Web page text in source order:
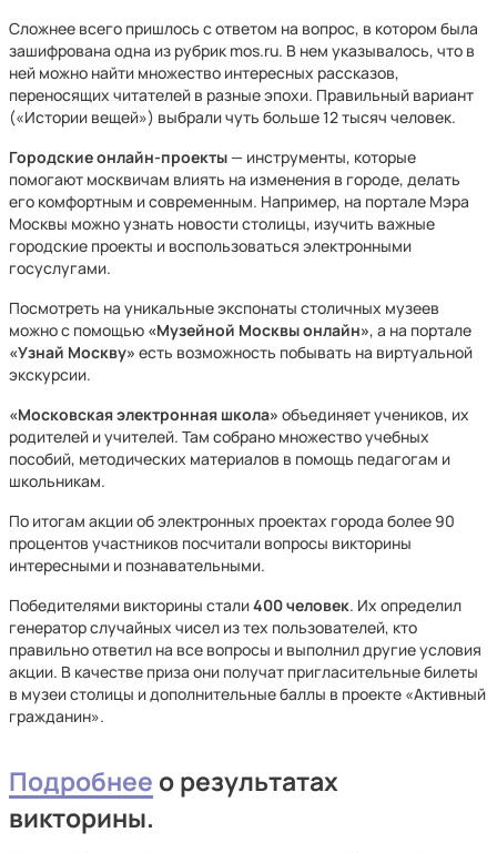
Сложнее всего пришлось с ответом на вопрос, в котором была
зашифрована одна из рубрик mos.ru. В нем указывалось, что в
ней можно найти множество интересных рассказов,
переносящих читателей в разные эпохи. Правильный вариант
(«Истории вещей») выбрали чуть больше 12 тысяч человек.
Городские онлайн-проекты— инструменты, которые
помогают москвичам влиять на изменения в городе, делать
его комфортным и современным. Например, на портале Мэра
Москвы можно узнать новости столицы, изучить важные
городские проекты и воспользоваться электронными
госуслугами.
Посмотреть на уникальные экспонаты столичных музеев
можно с помощью «Музейной Москвы онлайн», а на портале
«Узнай Москву» есть возможность побывать на виртуальной
экскурсии.
«Московская электронная школа» объединяет учеников, их
родителей и учителей. Там собрано множество учебных
пособий, методических материалов в помощь педагогам и
школьникам.
По итогам акции об электронных проектах города более 90
процентов участников посчитали вопросы викторины
интересными и познавательными.
Победителями викторины стали400 человек. Их определил
генератор случайных чисел из тех пользователей, кто
правильно ответил на все вопросы и выполнил другие условия
акции. В качестве приза они получат пригласительные билеты
в музеи столицы и дополнительные баллы в проекте «Активный
гражданин».
Подробнее о результатах
викторины.